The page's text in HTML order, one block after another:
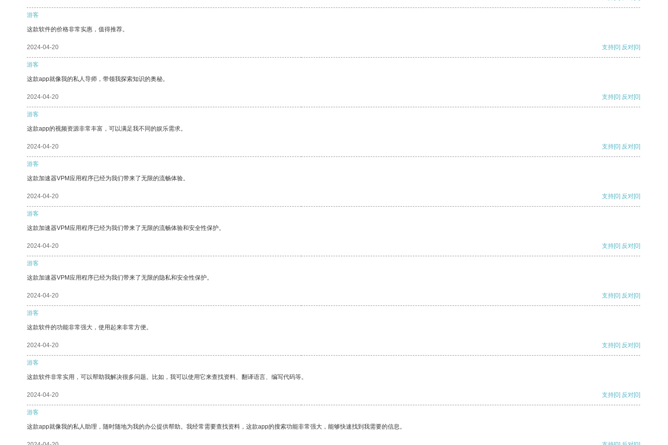
游客
这款软件的价格非常实惠，值得推荐。
2024-04-20 支持[0] 反对[0]
游客
这款app就像我的私人导师，带领我探索知识的奥秘。
2024-04-20 支持[0] 反对[0]
游客
这款app的视频资源非常丰富，可以满足我不同的娱乐需求。
2024-04-20 支持[0] 反对[0]
游客
这款加速器VPM应用程序已经为我们带来了无限的流畅体验。
2024-04-20 支持[0] 反对[0]
游客
这款加速器VPM应用程序已经为我们带来了无限的流畅体验和安全性保护。
2024-04-20 支持[0] 反对[0]
游客
这款加速器VPM应用程序已经为我们带来了无限的隐私和安全性保护。
2024-04-20 支持[0] 反对[0]
游客
这款软件的功能非常强大，使用起来非常方便。
2024-04-20 支持[0] 反对[0]
游客
这款软件非常实用，可以帮助我解决很多问题。比如，我可以使用它来查找资料、翻译语言、编写代码等。
2024-04-20 支持[0] 反对[0]
游客
这款app就像我的私人助理，随时随地为我的办公提供帮助。我经常需要查找资料，这款app的搜索功能非常强大，能够快速找到我需要的信息。